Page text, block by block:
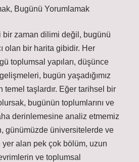
Bugünü Yorumlamak
bir zaman dilimi değil, bugünü
olan bir harita gibidir. Her
toplumsal yapıları, düşünce
bugün yaşadığımız
temel taşlardır. Eğer tarihsel bir
bugünün toplumlarını ve
derinlemesine analiz etmemiz
günümüzde üniversitelerde ve
alan pek çok bölüm, uzun
ve toplumsal